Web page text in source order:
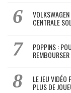
CENTRALE
POPPINS :
LE JEU VIDÉO
PLUS DE